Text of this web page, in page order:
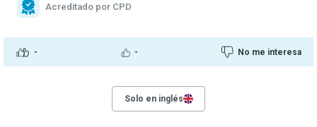
- - No me interesa
Acreditado por CPD
Solo en inglés